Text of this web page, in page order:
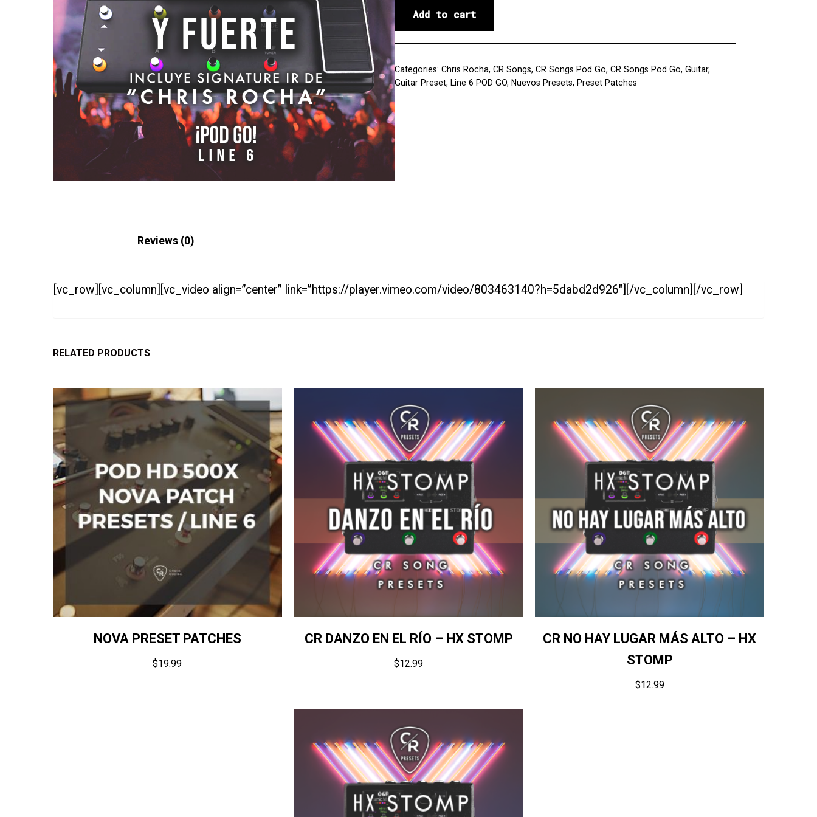
Add to cart
Categories: Chris Rocha, CR Songs, CR Songs Pod Go, CR Songs Pod Go, Guitar,
Guitar Preset, Line 6 POD GO, Nuevos Presets, Preset Patches
Reviews (0)
[vc_row][vc_column][vc_video align=”center” link=”https://player.vimeo.com/video/803463140?h=5dabd2d926″][/vc_column][/vc_row]
RELATED PRODUCTS
NOVA PRESET PATCHES
$19.99
CR DANZO EN EL RÍO – HX STOMP
$12.99
CR NO HAY LUGAR MÁS ALTO – HX
STOMP
$12.99